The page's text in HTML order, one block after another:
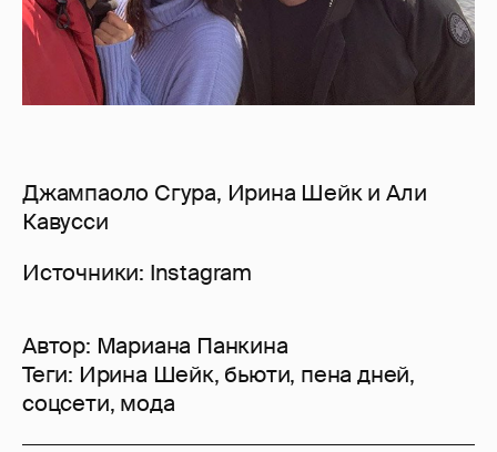
Джампаоло Сгура, Ирина Шейк и Али
Кавусси
Источники: Instagram
Автор: Мариана Панкина
Теги: Ирина Шейк, бьюти, пена дней,
соцсети, мода